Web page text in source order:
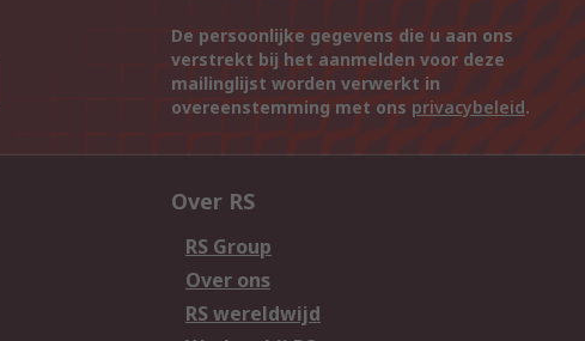
De persoonlijke gegevens die u aan ons
verstrekt bij het aanmelden voor deze
mailinglijst worden verwerkt in
overeenstemming met ons privacybeleid.
Over RS
RS Group
Over ons
RS wereldwijd